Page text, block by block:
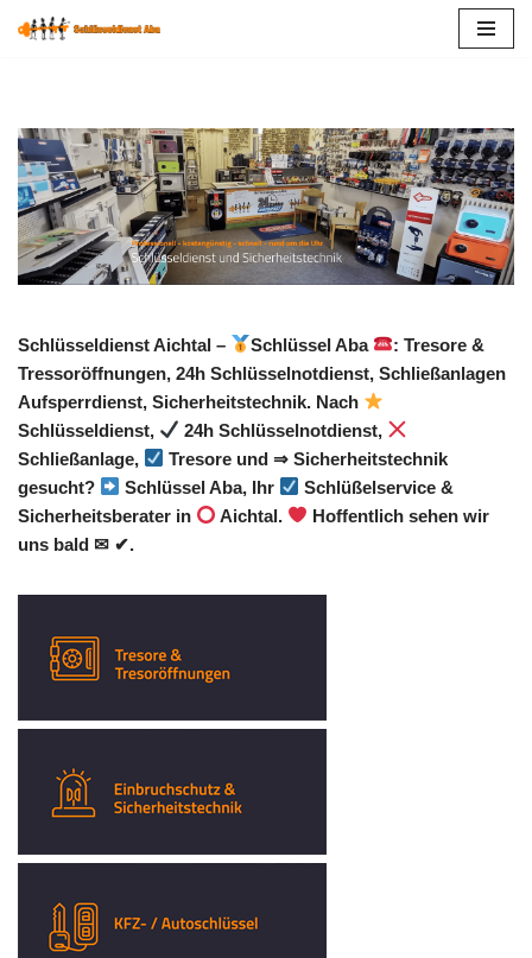
Schlüsseldienst Aichtal – Schlüssel Aba
: Tresore &
Tressoröffnungen, 24h Schlüsselnotdienst, Schließanlagen
Aufsperrdienst, Sicherheitstechnik. Nach
Schlüsseldienst,
24h Schlüsselnotdienst,
Schließanlage,
Tresore und ⇒ Sicherheitstechnik
gesucht?
Schlüssel Aba, Ihr
Schlüßelservice &
Sicherheitsberater in
Aichtal.
Hoffentlich sehen wir
uns bald ✉ ✔.